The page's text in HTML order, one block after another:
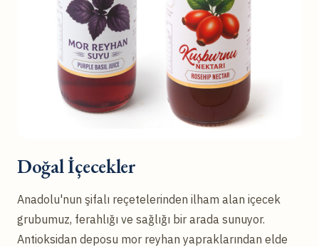
Doğal İçecekler
Anadolu'nun şifalı reçetelerinden ilham alan içecek
grubumuz, ferahlığı ve sağlığı bir arada sunuyor.
Antioksidan deposu mor reyhan yapraklarından elde